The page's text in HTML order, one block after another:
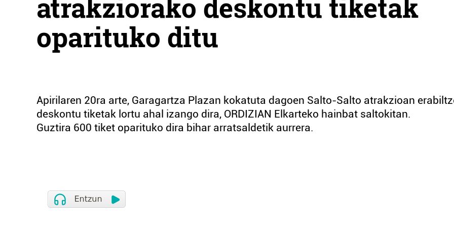
atrakziorako deskontu tiketak
oparituko ditu
Apirilaren 20ra arte, Garagartza Plazan kokatuta dagoen Salto-Salto atrakzioan
deskontu tiketak lortu ahal izango dira, ORDIZIAN Elkarteko hainbat saltokitan.
Guztira 600 tiket oparituko dira bihar arratsaldetik aurrera.